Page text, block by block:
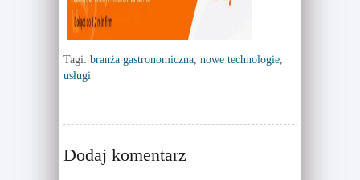
Tagi: branża gastronomiczna, nowe technologie,
usługi
Dodaj komentarz